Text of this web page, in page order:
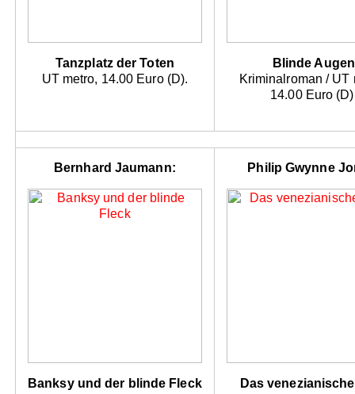
Tanzplatz der Toten
UT metro, 14.00 Euro (D).
Blinde Augen
Kriminalroman / UT
14.00 Euro
Bernhard Jaumann:
Banksy und der blinde Fleck
Philip Gwynne
Das